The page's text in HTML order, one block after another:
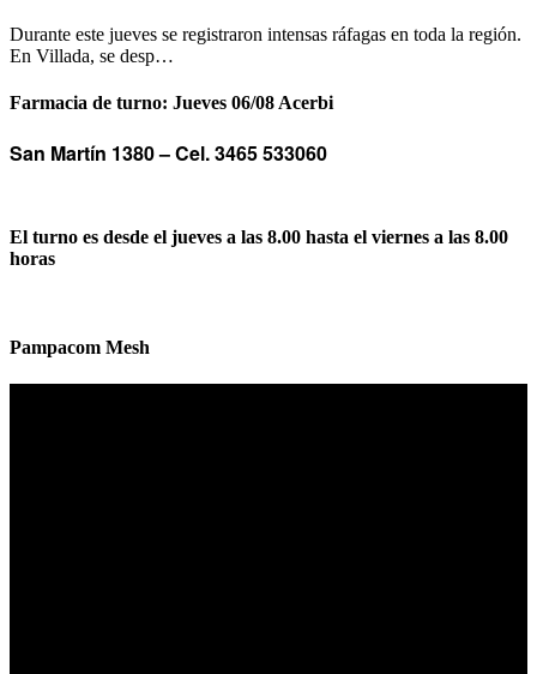
Durante este jueves se registraron intensas ráfagas en toda la región.
En Villada, se desp…
Farmacia de turno: Jueves 06/08 Acerbi
San Martín 1380 –Cel. 3465 533060
El turno es desde el jueves a las 8.00 hasta el viernes a las 8.00
horas
Pampacom Mesh